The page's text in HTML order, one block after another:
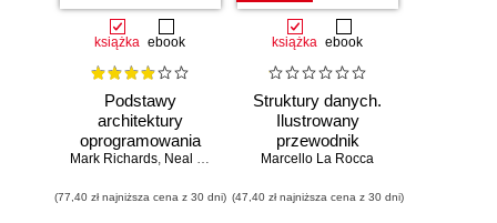
książka ebook
Podstawy
architektury
oprogramowania
dla inżynierów.
Mark Richards, Neal Ford
(77,40 zł najniższa cena z 30 dni)
książka ebook
Struktury danych.
Ilustrowany
przewodnik
Marcello La Rocca
(47,40 zł najniższa cena z 30 dni)